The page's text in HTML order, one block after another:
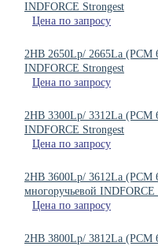
INDFORCE Strongest
Цена по запросу
2HB 2650Lp/ 2665La (PCM
INDFORCE Strongest
Цена по запросу
2HB 3300Lp/ 3312La (PCM
INDFORCE Strongest
Цена по запросу
2HB 3600Lp/ 3612La (РСМ
многоручьевой INDFORCE
Цена по запросу
2HB 3800Lp/ 3812La (РСМ